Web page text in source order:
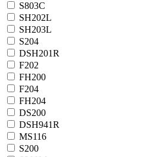
S803С
SH202L
SH203L
S204
DSH201R
F202
FН200
F204
FН204
DS200
DSH941R
MS116
S200